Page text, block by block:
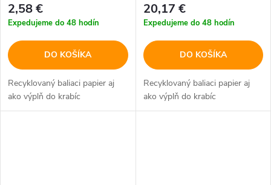
2,58 €
Expedujeme do 48 hodín
DO KOŠÍKA
Recyklovaný baliaci papier aj
ako výplň do krabíc
20,17 €
Expedujeme do 48 hodín
DO KOŠÍKA
Recyklovaný baliaci papier aj
ako výplň do krabíc